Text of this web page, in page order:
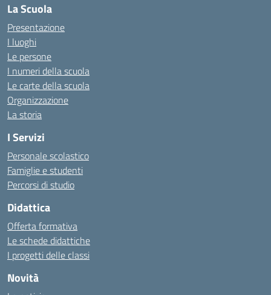
La Scuola
Presentazione
I luoghi
Le persone
I numeri della scuola
Le carte della scuola
Organizzazione
La storia
I Servizi
Personale scolastico
Famiglie e studenti
Percorsi di studio
Didattica
Offerta formativa
Le schede didattiche
I progetti delle classi
Novità